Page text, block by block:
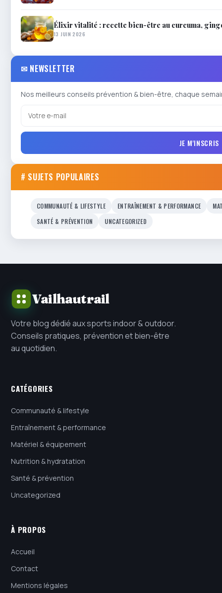
Élixir vitalité : recette bien-être au curcuma,
13 JUIN 2026
✉ NEWSLETTER
Nos meilleurs conseils prévention & bien-être, chaque
JE M'INSCRIS
# SUJETS POPULAIRES
COMMUNAUTÉ & LIFESTYLE ENTRAÎNEMENT & PERFORMANCE
SANTÉ & PRÉVENTION
UNCATEGORIZED
Vailhautrail
Votre blog dédié aux sports indoor & outdoor.
Conseils pratiques, prévention et bien-être
au quotidien.
CATÉGORIES
Communauté & lifestyle
Entraînement & performance
Matériel & équipement
Nutrition & hydratation
Santé & prévention
Uncategorized
À PROPOS
Accueil
Contact
Mentions légales